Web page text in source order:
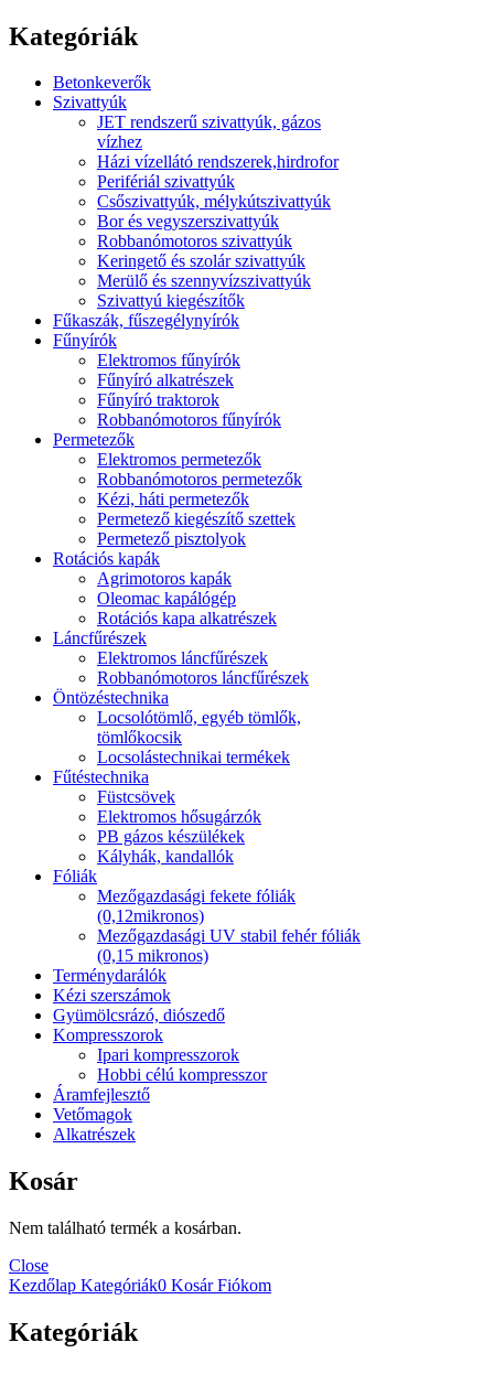
Kategóriák
Betonkeverők
Szivattyúk
JET rendszerű szivattyúk, gázos
vízhez
Házi vízellátó rendszerek,hirdrofor
Perifériál szivattyúk
Csőszivattyúk, mélykútszivattyúk
Bor és vegyszerszivattyúk
Robbanómotoros szivattyúk
Keringető és szolár szivattyúk
Merülő és szennyvízszivattyúk
Szivattyú kiegészítők
Fűkaszák, fűszegélynyírók
Fűnyírók
Elektromos fűnyírók
Fűnyíró alkatrészek
Fűnyíró traktorok
Robbanómotoros fűnyírók
Permetezők
Elektromos permetezők
Robbanómotoros permetezők
Kézi, háti permetezők
Permetező kiegészítő szettek
Permetező pisztolyok
Rotációs kapák
Agrimotoros kapák
Oleomac kapálógép
Rotációs kapa alkatrészek
Láncfűrészek
Elektromos láncfűrészek
Robbanómotoros láncfűrészek
Öntözéstechnika
Locsolótömlő, egyéb tömlők,
tömlőkocsik
Locsolástechnikai termékek
Fűtéstechnika
Füstcsövek
Elektromos hősugárzók
PB gázos készülékek
Kályhák, kandallók
Fóliák
Mezőgazdasági fekete fóliák
(0,12mikronos)
Mezőgazdasági UV stabil fehér fóliák
(0,15 mikronos)
Terménydarálók
Kézi szerszámok
Gyümölcsrázó, diószedő
Kompresszorok
Ipari kompresszorok
Hobbi célú kompresszor
Áramfejlesztő
Vetőmagok
Alkatrészek
Kosár
Nem található termék a kosárban.
Close
Kezdőlap Kategóriák0 KosárFiókom
Kategóriák